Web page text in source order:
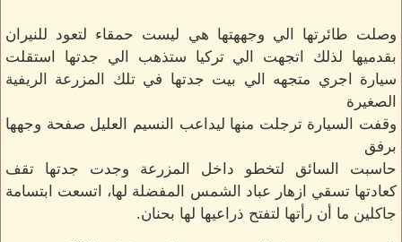
وصلت طائرتها الي وجههتها هي ليست حمقاء لتعود للنيران
بقدميها لذلك اتجهت الي تركيا ستذهب الي جدتها استقلت
سيارة اجري متجهه الي بيت جدتها في تلك المزرعة الريفية
الصغيرة
وقفت السيارة ترجلت منها ليداعب النسيم العليل صفحة وجهها
برفق
حاسبت السائق لتخطو داخل المزرعة وجدت جدتها تقف
كعادتها تسقي ازهار عباد الشمس المفضلة لها، اتسعت ابتسامة
جاكلين ما أن رأتها لتفتح ذراعيها لها بحنان.